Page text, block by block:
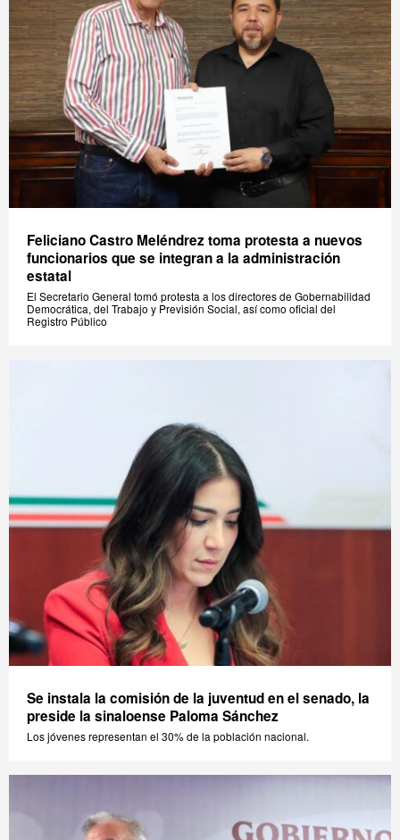
Feliciano Castro Meléndrez toma protesta a nuevos
funcionarios que se integran a la administración
estatal
El Secretario General tomó protesta a los directores de Gobernabilidad
Democrática, del Trabajo y Previsión Social, así como oficial del
Registro Público
Se instala la comisión de la juventud en el senado, la
preside la sinaloense Paloma Sánchez
Los jóvenes representan el 30% de la población nacional.